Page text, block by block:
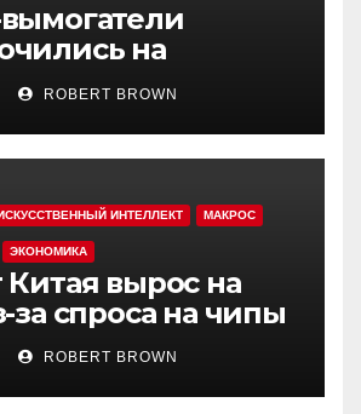
на
с Уолл-стрит
ROBERT BROWN
ИНТЕЛЛЕКТ МАКРОС
ЭКОНОМИКА
Китая вырос на
за спроса на чипы
ROBERT BROWN